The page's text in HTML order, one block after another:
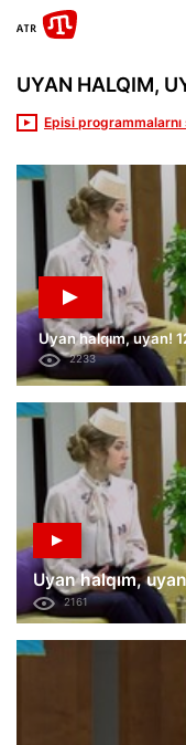
UYAN HALQIM,
Uyan halqım, uyan!
2233
Uyan halqım,
2161
Episi